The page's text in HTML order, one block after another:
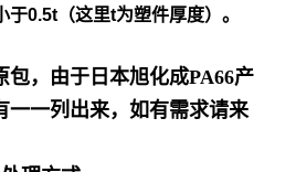
于0.5t（这里t为塑件厚度）。
包，由于日本旭化成PA66产
一一列出来，如有需求请来